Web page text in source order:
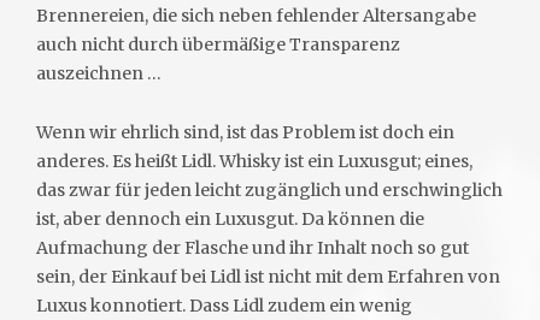
Brennereien, die sich neben fehlender Altersangabe
auch nicht durch übermäßige Transparenz
auszeichnen …
Wenn wir ehrlich sind, ist das Problem ist doch ein
anderes. Es heißt Lidl. Whisky ist ein Luxusgut; eines,
das zwar für jeden leicht zugänglich und erschwinglich
ist, aber dennoch ein Luxusgut. Da können die
Aufmachung der Flasche und ihr Inhalt noch so gut
sein, der Einkauf bei Lidl ist nicht mit dem Erfahren von
Luxus konnotiert. Dass Lidl zudem ein wenig